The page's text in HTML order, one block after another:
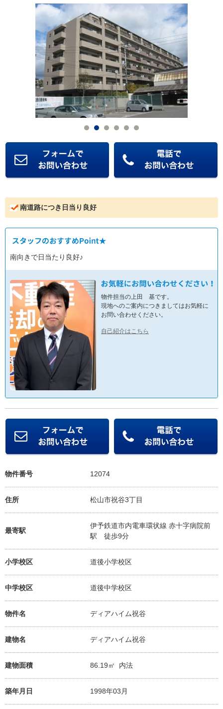
南道路につき日当り良好
南向きで日当たり良好♪
物件担当の上田 基です。
現地へのご案内につきましてはお気軽に
お問い合わせください。
自己紹介はこちら
物件番号 12074
住所 松山市祝谷3丁目
最寄駅
伊予鉄道市内電車環状線 赤十字病院前
駅 徒歩9分
小学校区 道後小学校区
中学校区 道後中学校区
物件名 ディアハイム祝谷
建物名 ディアハイム祝谷
建物面積 86.19㎡ 内法
築年月日 1998年03月